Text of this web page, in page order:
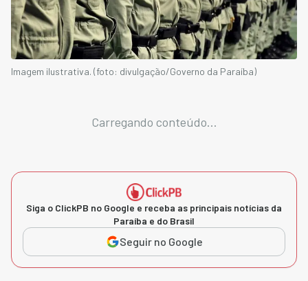
Imagem ilustrativa. (foto: divulgação/Governo da Paraíba)
Carregando conteúdo...
Siga o ClickPB no Google e receba as principais notícias da
Paraíba e do Brasil
Seguir no Google